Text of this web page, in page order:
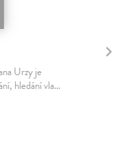
Urzy je
hledání vla...